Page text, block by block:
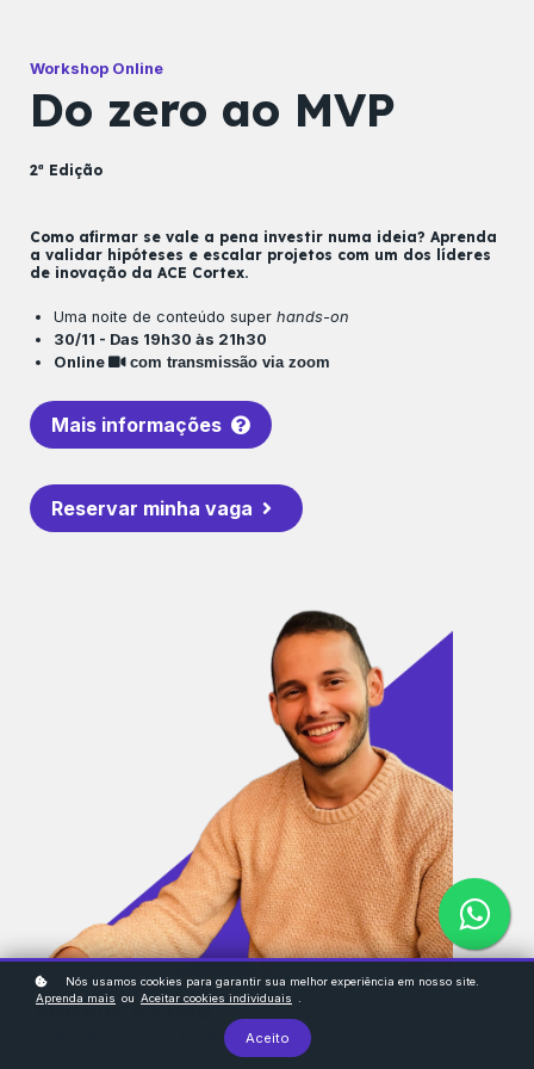
Workshop Online
Do zero ao MVP
2ª Edição
Como afirmar se vale a pena investir numa ideia? Aprenda
a validar hipóteses e escalar projetos com um dos líderes
de inovação da ACE Cortex.
Uma noite de conteúdo super hands-on
30/11 - Das 19h30 às 21h30
Online
com transmissão via zoom
Mais informações
Reservar minha vaga
Mateus Arruda
Líder de Inovação na ACE Cortex
Nós usamos cookies para garantir sua melhor experiência em nosso site.
Aprenda mais ou Aceitar cookies individuais
Aceito